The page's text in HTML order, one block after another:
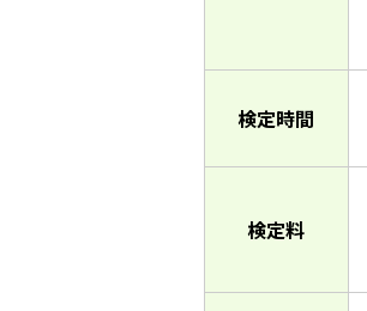
検定時間
検定料